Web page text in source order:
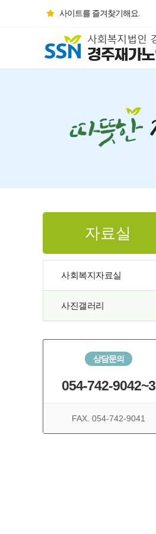
사이트를 즐겨찾기해요.
자료실
사회복지자료실
사진갤러리
상담문의
054-742-9042~3
FAX. 054-742-9041